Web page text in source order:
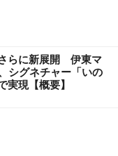
らに新展開 伊東マ
シグネチャー「いの
実現【概要】